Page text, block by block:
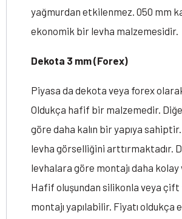
yağmurdan etkilenmez. 050 mm
ekonomik bir levha malzemesidir.
Dekota 3 mm (Forex)
Piyasa da dekota veya forex
Oldukça hafif bir malzemedir.
göre daha kalın bir yapıya
levha görselliğini arttırmaktadır.
levhalara göre montajı daha
Hafif oluşundan silikonla veya çift
montajı yapılabilir. Fiyatı